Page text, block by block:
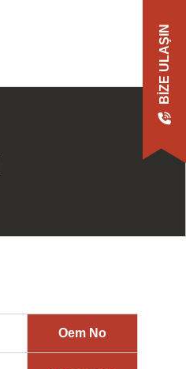
BIZE ULAŞIN
Oem No